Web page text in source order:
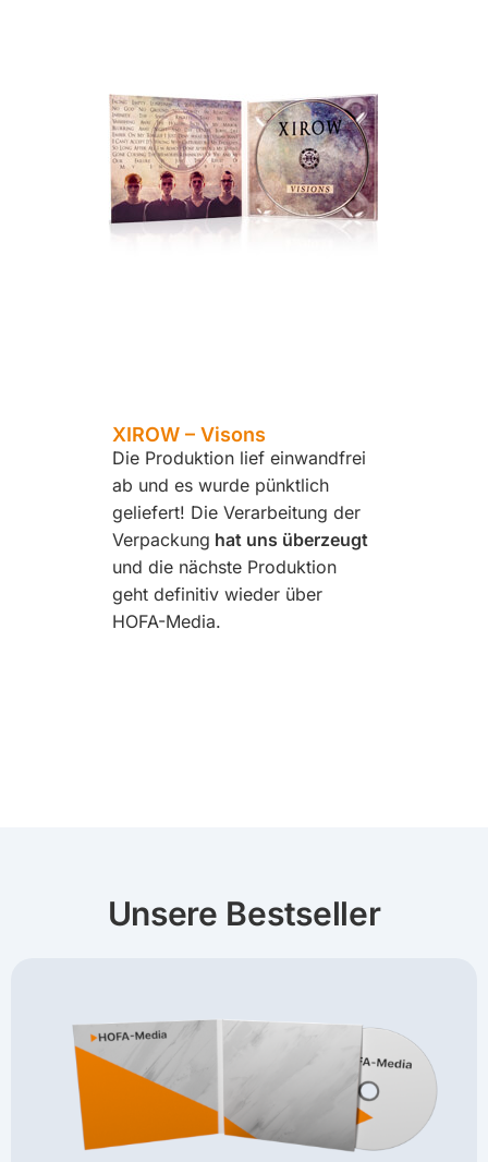
XIROW – Visons
Die Produktion lief einwandfrei
ab und es wurde pünktlich
geliefert! Die Verarbeitung der
Verpackung hat uns überzeugt
und die nächste Produktion
geht definitiv wieder über
HOFA-Media.
Unsere Bestseller